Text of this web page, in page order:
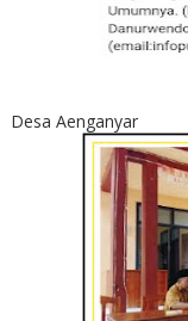
Desa Aenganyar